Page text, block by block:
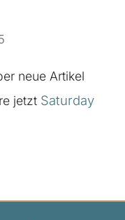
neue Artikel
jetzt Saturday